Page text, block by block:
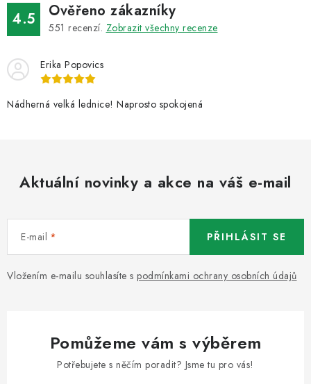
4.5 Ověřeno zákazníky
551 recenzí. Zobrazit všechny recenze
Erika Popovics
Nádherná velká lednice! Naprosto spokojená
Aktuální novinky a akce na váš e-mail
E-mail
Vložením e-mailu souhlasíte s podmínkami ochrany osobních údajů
PŘIHLÁSIT SE
Pomůžeme vám s výběrem
Potřebujete s něčím poradit? Jsme tu pro vás!